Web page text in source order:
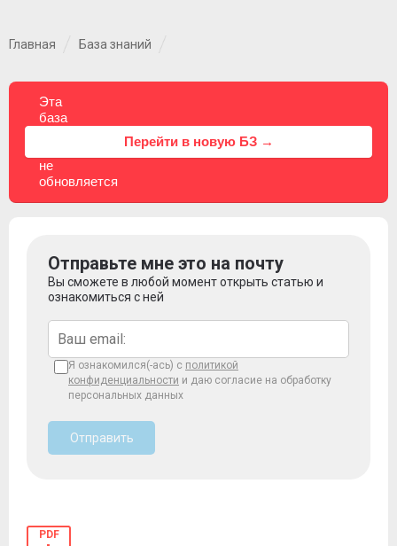
Главная База знаний
Эта
база
не
обновляется
Перейти в новую БЗ →
Отправьте мне это на почту
Вы сможете в любой момент открыть статью и
ознакомиться с ней
Я ознакомился(-ась) с политикой
конфиденциальности и даю согласие на обработку
персональных данных
Отправить
PDF